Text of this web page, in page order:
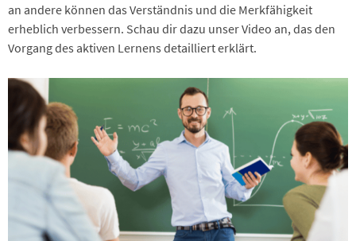
an andere können das Verständnis und die Merkfähigkeit
erheblich verbessern. Schau dir dazu unser Video an, das den
Vorgang des aktiven Lernens detailliert erklärt.